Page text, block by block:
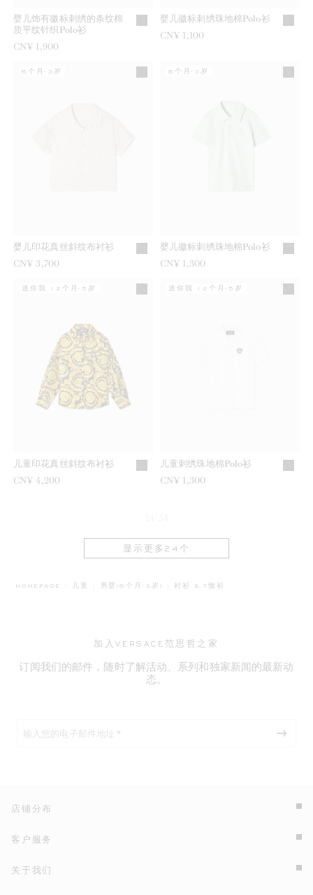
婴儿饰有徽标刺绣的条纹棉
质平纹针织Polo衫
CN¥ 1,900
婴儿徽标刺绣珠地棉Polo衫
CN¥ 1,100
婴儿印花真丝斜纹布衬衫
CN¥ 3,700
6个月-3岁
婴儿徽标刺绣珠地棉Polo衫
CN¥ 1,300
6个月-3岁
儿童印花真丝斜纹布衬衫
CN¥ 4,200
迷你我 12个月-5岁
儿童刺绣珠地棉Polo衫
CN¥ 1,300
迷你我 12个月-5岁
显示更多24个
HOMEPAGE 儿童 男婴(6个月-3岁) 衬衫 & T恤衫
加入VERSACE范思哲之家
订阅我们的邮件，随时了解活动、系列和独家新闻的最新动
态。
店铺分布
客户服务
关于我们